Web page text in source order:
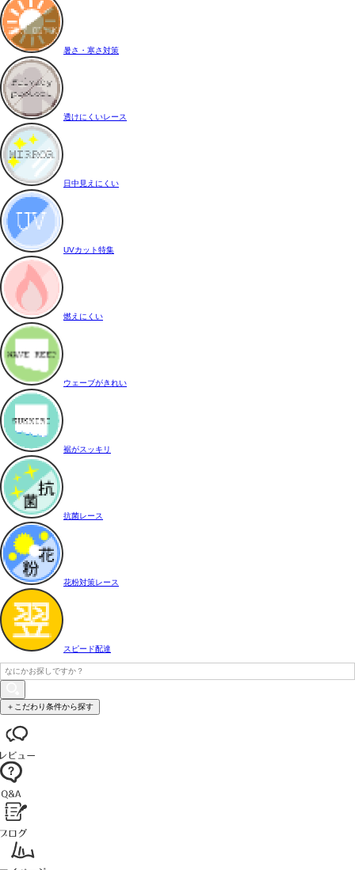
暑さ・寒さ対策
透けにくいレース
日中見えにくい
UVカット特集
燃えにくい
ウェーブがきれい
裾がスッキリ
抗菌レース
花粉対策レース
スピード配達
＋こだわり条件から探す